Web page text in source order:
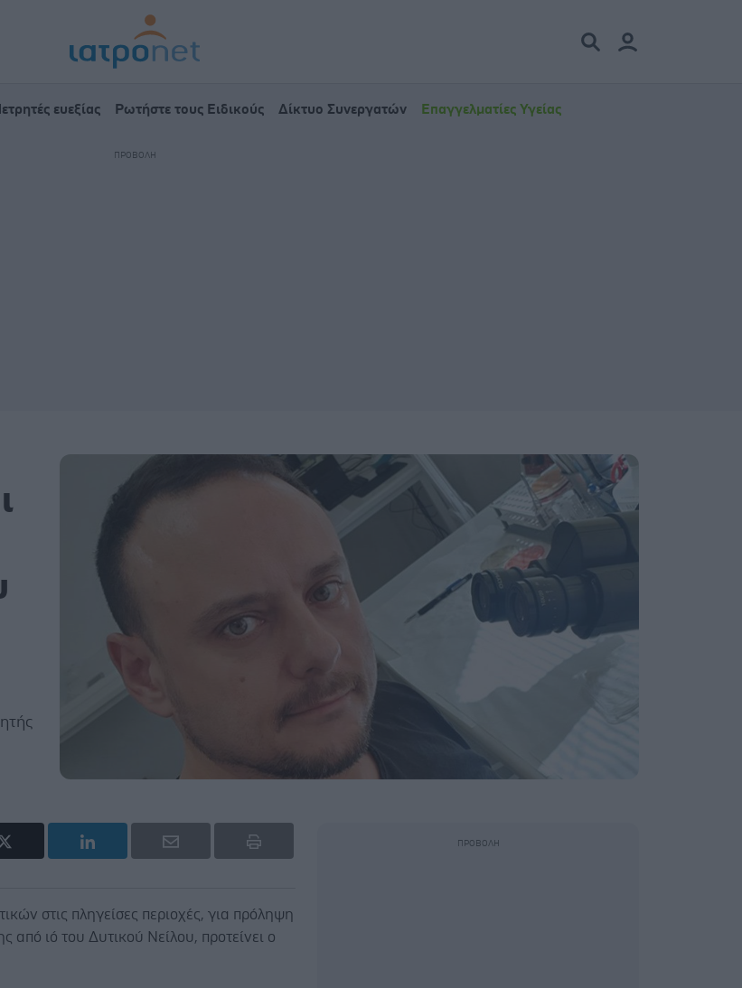
ευεξίας Ρωτήστε τους Ειδικούς Δίκτυο Συνεργατών Επαγγελματίες Υγείας
στις πληγείσες περιοχές, για πρόληψη
από ιό του Δυτικού Νείλου, προτείνει ο